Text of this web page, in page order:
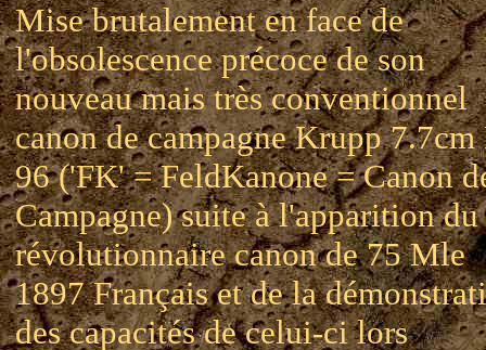
Mise brutalement en face de
l'obsolescence précoce de son
nouveau mais très conventionnel
canon de campagne Krupp 7.7cm
96 ('FK' = FeldKanone = Canon
Campagne) suite à l'apparition du
révolutionnaire canon de 75 Mle
1897 Français et de la
des capacités de celui-ci lors